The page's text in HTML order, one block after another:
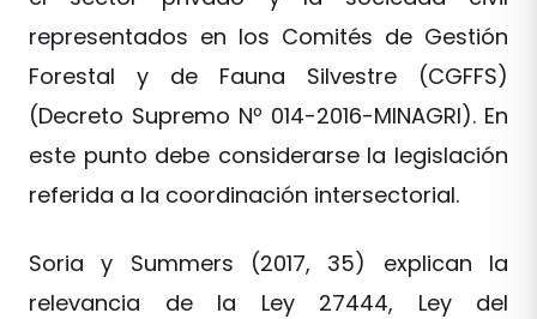
representados en los Comités de Gestión
Forestal y de Fauna Silvestre (CGFFS)
(Decreto Supremo Nº 014-2016-MINAGRI). En
este punto debe considerarse la legislación
referida a la coordinación intersectorial.
Soria y Summers (2017, 35) explican la
relevancia de la Ley 27444, Ley del